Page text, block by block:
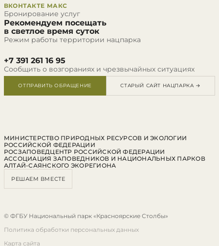
ВКОНТАКТЕ МАКС
Бронирование услуг
Рекомендуем посещать
в светлое время суток
Режим работы территории нацпарка
+7 391 261 16 95
Сообщить о возгораниях и чрезвычайных ситуациях
ОТПРАВИТЬ ОБРАЩЕНИЕ СТАРЫЙ САЙТ НАЦПАРКА →
МИНИСТЕРСТВО ПРИРОДНЫХ РЕСУРСОВ И ЭКОЛОГИИ
РОССИЙСКОЙ ФЕДЕРАЦИИ
РОСЗАПОВЕДЦЕНТР РОССИЙСКОЙ ФЕДЕРАЦИИ
АССОЦИАЦИЯ ЗАПОВЕДНИКОВ И НАЦИОНАЛЬНЫХ ПАРКОВ
АЛТАЙ-САЯНСКОГО ЭКОРЕГИОНА
РЕШАЕМ ВМЕСТЕ
© ФГБУ Национальный парк «Красноярские Столбы»
Политика обработки персональных данных
Карта сайта